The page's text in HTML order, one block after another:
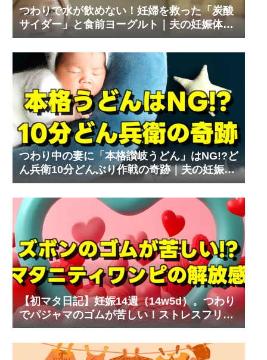
つわりで水が飲めない！妊婦を救った「炭酸
サイダー」と食前ヨーグルト｜夫の妊娠体験
記⑨
つわり中の妻に「本格讃岐うどん」はNG!?ど
ん兵衛10分どんぶり作戦の奇跡｜夫の妊娠体
験記⑧
【初マタ日記】妊娠14週（14w5d）。つわり
でパジャマのゴムが苦しい！ストレスフリー
なマタニティワンピ